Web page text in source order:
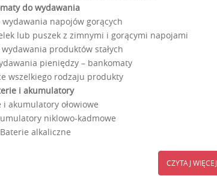
do wydawania
napojów gorących
lub puszek z zimnymi i gorącymi napojami
produktów stałych
pieniędzy – bankomaty
wszelkiego rodzaju produkty
i akumulatory
i akumulatory ołowiowe
niklowo-kadmowe
alkaliczne
CZYTAJ WIĘCEJ